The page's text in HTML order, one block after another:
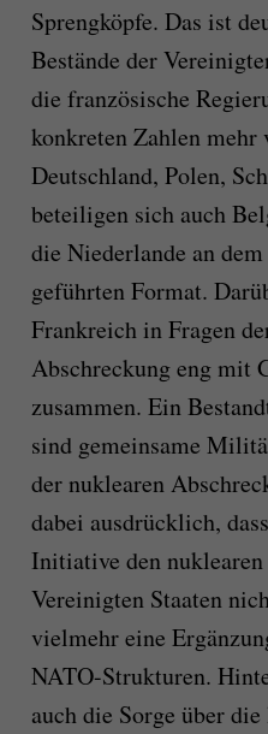
Sprengköpfe. Das ist
Bestände der
die französische
konkreten Zahlen
Deutschland, Polen,
beteiligen sich auch
die Niederlande an
geführten Format.
Frankreich in Fragen
Abschreckung eng mit
zusammen. Ein
sind gemeinsame
der nuklearen
dabei ausdrücklich,
Initiative den
Vereinigten Staaten
vielmehr eine
NATO-Strukturen.
auch die Sorge über